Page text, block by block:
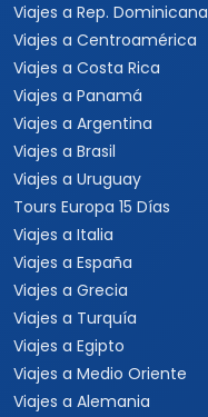
Viajes a Rep. Dominicana
Viajes a Centroamérica
Viajes a Costa Rica
Viajes a Panamá
Viajes a Argentina
Viajes a Brasil
Viajes a Uruguay
Tours Europa 15 Días
Viajes a Italia
Viajes a España
Viajes a Grecia
Viajes a Turquía
Viajes a Egipto
Viajes a Medio Oriente
Viajes a Alemania